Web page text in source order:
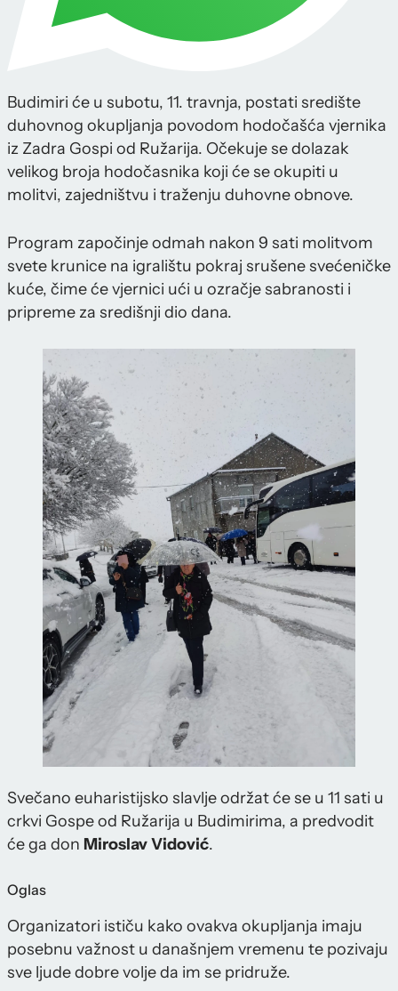
Budimiri će u subotu, 11. travnja, postati središte
duhovnog okupljanja povodom hodočašća vjernika
iz Zadra Gospi od Ružarija. Očekuje se dolazak
velikog broja hodočasnika koji će se okupiti u
molitvi, zajedništvu i traženju duhovne obnove.
Program započinje odmah nakon 9 sati molitvom
svete krunice na igralištu pokraj srušene svećeničke
kuće, čime će vjernici ući u ozračje sabranosti i
pripreme za središnji dio dana.
Svečano euharistijsko slavlje održat će se u 11 sati u
crkvi Gospe od Ružarija u Budimirima, a predvodit
će ga don MiroslavVidović.
Oglas
Organizatori ističu kako ovakva okupljanja imaju
posebnu važnost u današnjem vremenu te pozivaju
sve ljude dobre volje da im se pridruže.